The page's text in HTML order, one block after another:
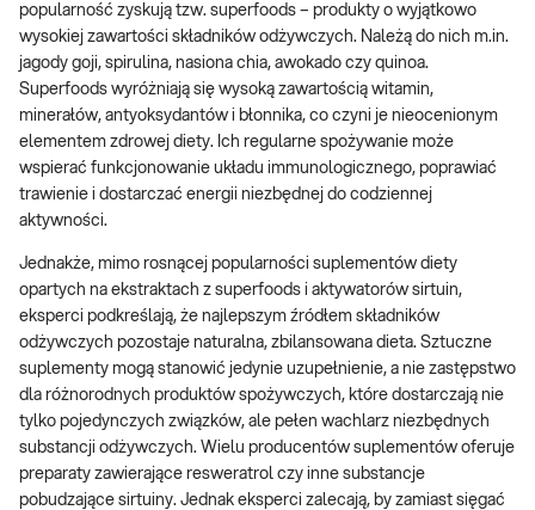
popularność zyskują tzw. superfoods – produkty o wyjątkowo
wysokiej zawartości składników odżywczych. Należą do nich m.in.
jagody goji, spirulina, nasiona chia, awokado czy quinoa.
Superfoods wyróżniają się wysoką zawartością witamin,
minerałów, antyoksydantów i błonnika, co czyni je nieocenionym
elementem zdrowej diety. Ich regularne spożywanie może
wspierać funkcjonowanie układu immunologicznego, poprawiać
trawienie i dostarczać energii niezbędnej do codziennej
aktywności.
Jednakże, mimo rosnącej popularności suplementów diety
opartych na ekstraktach z superfoods i aktywatorów sirtuin,
eksperci podkreślają, że najlepszym źródłem składników
odżywczych pozostaje naturalna, zbilansowana dieta. Sztuczne
suplementy mogą stanowić jedynie uzupełnienie, a nie zastępstwo
dla różnorodnych produktów spożywczych, które dostarczają nie
tylko pojedynczych związków, ale pełen wachlarz niezbędnych
substancji odżywczych. Wielu producentów suplementów oferuje
preparaty zawierające resweratrol czy inne substancje
pobudzające sirtuiny. Jednak eksperci zalecają, by zamiast sięgać